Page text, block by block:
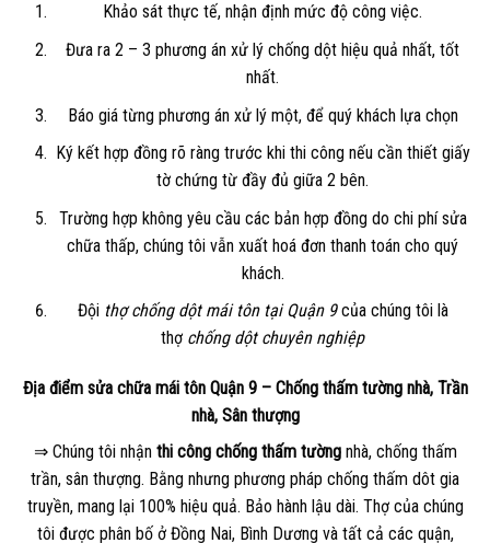
Khảo sát thực tế, nhận định mức độ công việc.
Đưa ra 2 – 3 phương án xử lý chống dột hiệu quả nhất, tốt
nhất.
Báo giá từng phương án xử lý một, để quý khách lựa chọn
Ký kết hợp đồng rõ ràng trước khi thi công nếu cần thiết giấy
tờ chứng từ đầy đủ giữa 2 bên.
Trường hợp không yêu cầu các bản hợp đồng do chi phí sửa
chữa thấp, chúng tôi vẫn xuất hoá đơn thanh toán cho quý
khách.
Đội thợ chống dột mái tôn tại Quận 9của chúng tôi là
thợ chống dột chuyên nghiệp
Địa điểm sửa chữa mái tôn Quận 9 – Chống thấm tường nhà, Trần
nhà, Sân thượng
⇒ Chúng tôi nhận thi công chống thấm tườngnhà, chống thấm
trần, sân thượng. Bằng nhưng phương pháp chống thấm dôt gia
truyền, mang lại 100% hiệu quả. Bảo hành lậu dài. Thợ của chúng
tôi được phân bố ở Đồng Nai, Bình Dương và tất cả các quận,